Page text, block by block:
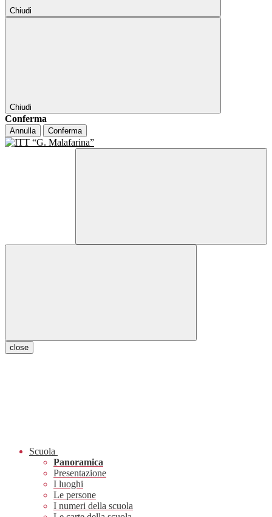
Chiudi
Chiudi
Conferma
Annulla Conferma
close
Scuola
Panoramica
Presentazione
I luoghi
Le persone
I numeri della scuola